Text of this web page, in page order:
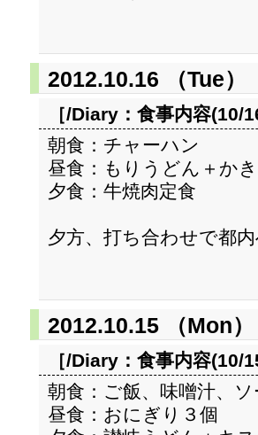
2012.10.16 （Tue）
［/Diary： 食事内容(10/
朝食：チャーハン
昼食：もりうどん＋か
夕食：牛焼肉定食
夕方、打ち合わせで都内
2012.10.15 （Mon）
［/Diary： 食事内容(10/
朝食：ご飯、味噌汁、
昼食：おにぎり３個